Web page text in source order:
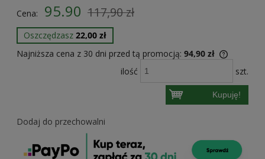
Cena: 95.90 117,90 zł
Oszczędzasz 22,00 zł
Najniższa cena z 30 dni przed tą promocją: 94,90 zł
30 dni,
ilość szt.
Kupuję!
Dodaj do przechowalni